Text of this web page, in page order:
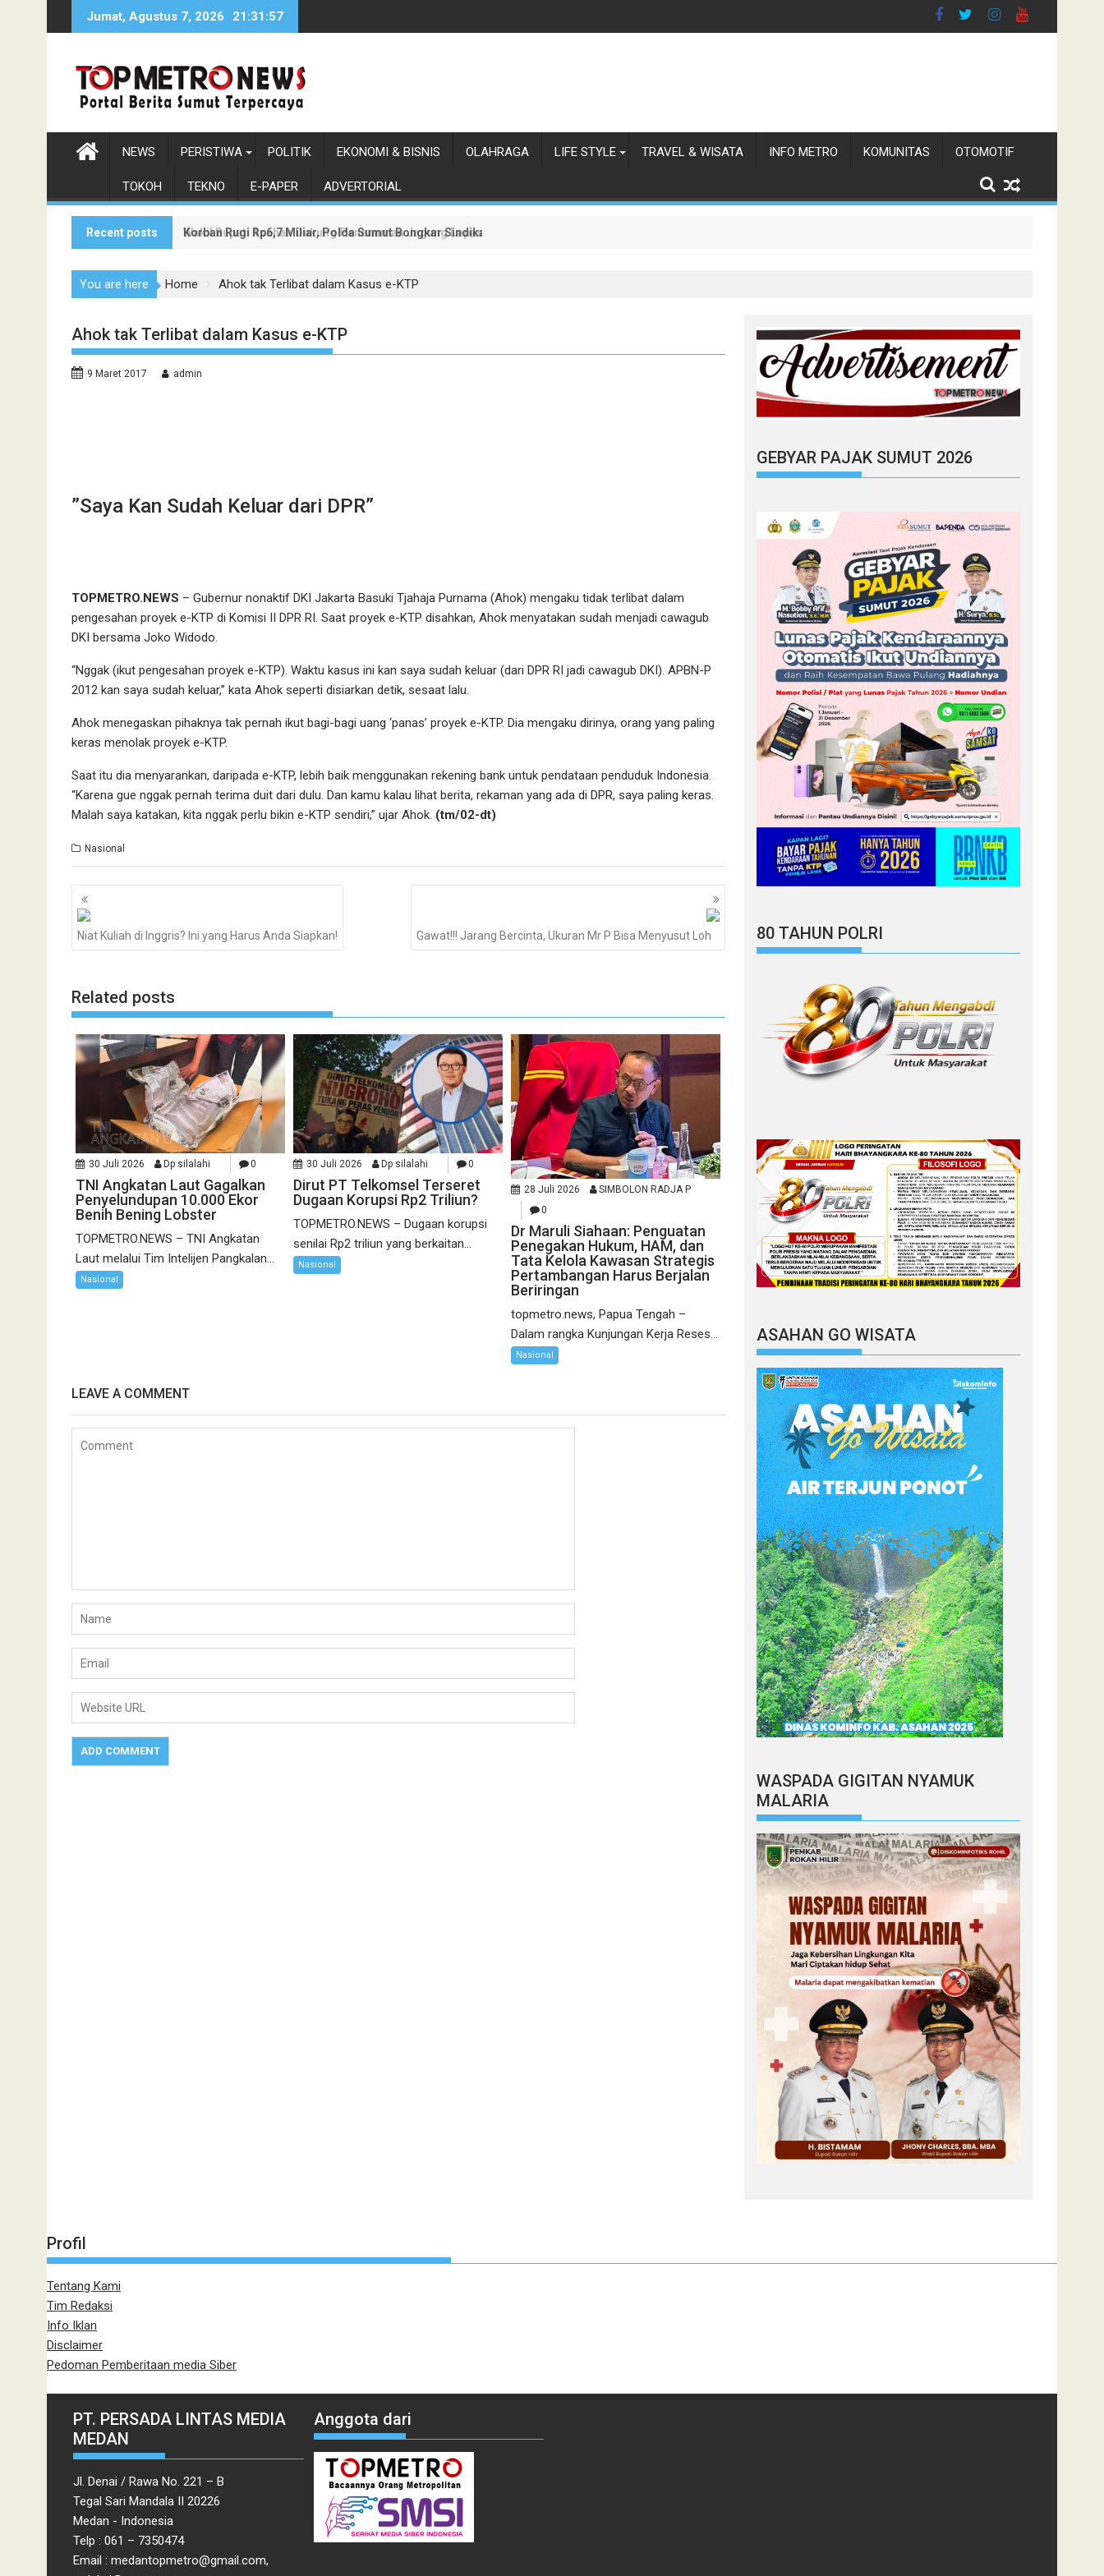
Jumat, Agustus 7, 2026 21:31:58
NEWS PERISTIWA POLITIK EKONOMI & BISNIS OLAHRAGA LIFE STYLE TRAVEL & WISATA INFO METRO KOMUNITAS OTOMOTIF
TOKOH TEKNO E-PAPER ADVERTORIAL
Recent posts Korban Rugi Rp6,7 Miliar, Polda Sumut Bongkar Sindikat Scamming Internasional di Apartemen Medan
Wakil Bupati Asahan Dukung Penanaman Jagung Lapas Labuhan Ruku
You are here Home Ahok tak Terlibat dalam Kasus e-KTP
Ahok tak Terlibat dalam Kasus e-KTP
9 Maret 2017 admin
”Saya Kan Sudah Keluar dari DPR”
TOPMETRO.NEWS – Gubernur nonaktif DKI Jakarta Basuki Tjahaja Purnama (Ahok) mengaku tidak terlibat dalam
pengesahan proyek e-KTP di Komisi II DPR RI. Saat proyek e-KTP disahkan, Ahok menyatakan sudah menjadi cawagub
DKI bersama Joko Widodo.
“Nggak (ikut pengesahan proyek e-KTP). Waktu kasus ini kan saya sudah keluar (dari DPR RI jadi cawagub DKI). APBN-P
2012 kan saya sudah keluar,” kata Ahok seperti disiarkan detik, sesaat lalu.
Ahok menegaskan pihaknya tak pernah ikut bagi-bagi uang ‘panas’ proyek e-KTP. Dia mengaku dirinya, orang yang paling
keras menolak proyek e-KTP.
Saat itu dia menyarankan, daripada e-KTP, lebih baik menggunakan rekening bank untuk pendataan penduduk Indonesia.
“Karena gue nggak pernah terima duit dari dulu. Dan kamu kalau lihat berita, rekaman yang ada di DPR, saya paling keras.
Malah saya katakan, kita nggak perlu bikin e-KTP sendiri,” ujar Ahok. (tm/02-dt)
Nasional
Navigasi
pos
Niat Kuliah di Inggris? Ini yang Harus Anda Siapkan! Gawat!!! Jarang Bercinta, Ukuran Mr P Bisa Menyusut Loh
Related posts
30 Juli 2026 Dp silalahi 0
TNI Angkatan Laut Gagalkan
Penyelundupan 10.000 Ekor
Benih Bening Lobster
TOPMETRO.NEWS – TNI Angkatan
Laut melalui Tim Intelijen Pangkalan...
Nasional
30 Juli 2026 Dp silalahi 0
Dirut PT Telkomsel Terseret
Dugaan Korupsi Rp2 Triliun?
TOPMETRO.NEWS – Dugaan korupsi
senilai Rp2 triliun yang berkaitan...
Nasional
28 Juli 2026
SIMBOLON RADJA P
0
Dr Maruli Siahaan: Penguatan
Penegakan Hukum, HAM, dan
Tata Kelola Kawasan Strategis
Pertambangan Harus Berjalan
Beriringan
topmetro.news, Papua Tengah –
Dalam rangka Kunjungan Kerja Reses...
Nasional
LEAVE A COMMENT
GEBYAR PAJAK SUMUT 2026
80 TAHUN POLRI
ASAHAN GO WISATA
WASPADA GIGITAN NYAMUK
MALARIA
Profil
Tentang Kami
Tim Redaksi
Info Iklan
Disclaimer
Pedoman Pemberitaan media Siber
PT. PERSADA LINTAS MEDIA
MEDAN
Jl. Denai / Rawa No. 221 – B
Tegal Sari Mandala II 20226
Medan - Indonesia
Telp : 061 – 7350474
Email : medantopmetro@gmail.com,
Anggota dari